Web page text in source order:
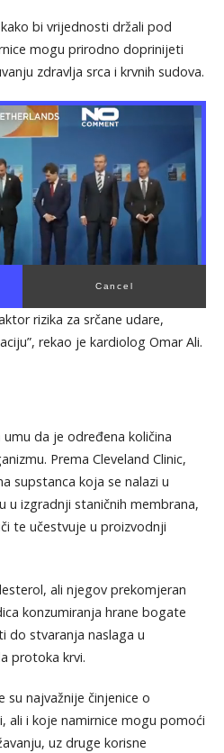
bi vrijednosti držali pod
mogu prirodno doprinijeti
zdravlja srca i krvnih sudova.
Cancel
rizika za srčane udare,
rekao je kardiolog Omar Ali.
da je određena količina
Prema Cleveland Clinic,
supstanca koja se nalazi u
u izgradnji staničnih membrana,
te učestvuje u proizvodnji
ali njegov prekomjeran
konzumiranja hrane bogate
do stvaranja naslaga u
protoka krvi.
su najvažnije činjenice o
ali i koje namirnice mogu pomoći
uz druge korisne